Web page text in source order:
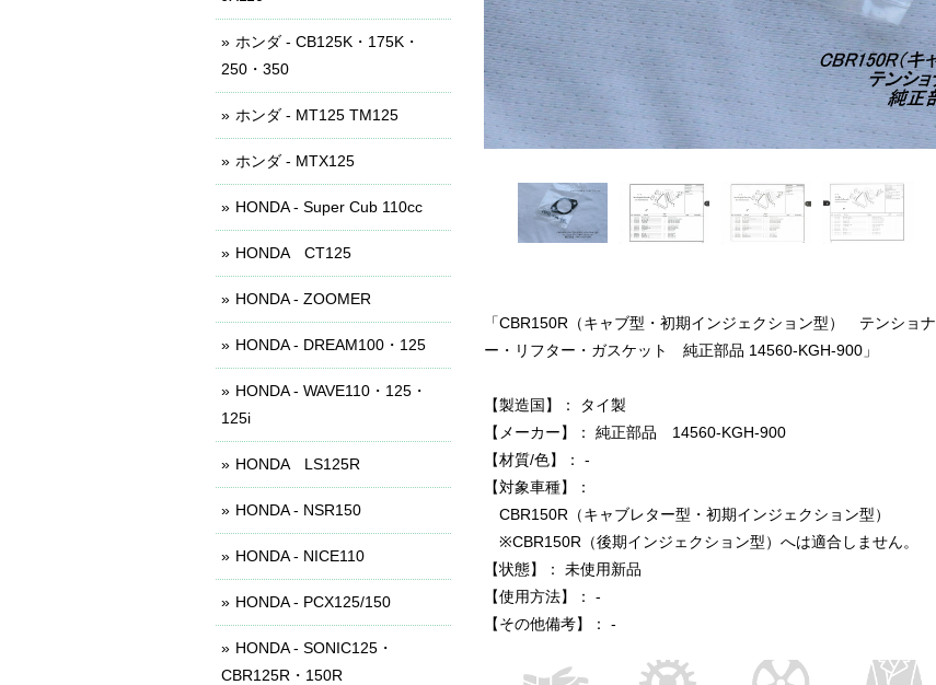
「CBR150R（キャブ型・初期インジェクション型） テンショナ
ー・リフター・ガスケット 純正部品 14560-KGH-900」
【製造国】： タイ製
【メーカー】： 純正部品 14560-KGH-900
【材質/色】： -
【対象車種】：
CBR150R（キャブレター型・初期インジェクション型）
※CBR150R（後期インジェクション型）へは適合しません。
【状態】： 未使用新品
【使用方法】： -
【その他備考】： -
ホンダ - CB125K・175K・
250・350
ホンダ - MT125 TM125
ホンダ - MTX125
HONDA - Super Cub 110cc
HONDA CT125
HONDA - ZOOMER
HONDA - DREAM100・125
HONDA - WAVE110・125・
125i
HONDA LS125R
HONDA - NSR150
HONDA - NICE110
HONDA - PCX125/150
HONDA - SONIC125・
CBR125R・150R